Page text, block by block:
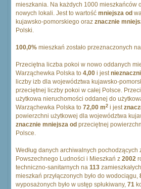
mieszkania. Na każdych 1000 mieszkańców
nowych lokali. Jest to wartość mniejsza od
kujawsko-pomorskiego oraz znacznie
Polski.
100,0% mieszkań zostało przeznaczonych
Przeciętna liczba pokoi w nowo oddanych
Warząchewka Polska to 4,00 i jest
liczby izb dla województwa kujawsko-
przeciętnej liczby pokoi w całej Polsce.
użytkowa nieruchomości oddanej do
Warząchewka Polska to 72,00 m2 i jest
powierzchni użytkowej dla województwa
znacznie mniejsza od przeciętnej
Polsce.
Według danych archiwalnych pochodzących
Powszechnego Ludności i Mieszkań z 2002
techniczno-sanitarnych na 113
mieszkań przyłączonych było do wodociągu,
wyposażonych było w ustęp spłukiwany, 71